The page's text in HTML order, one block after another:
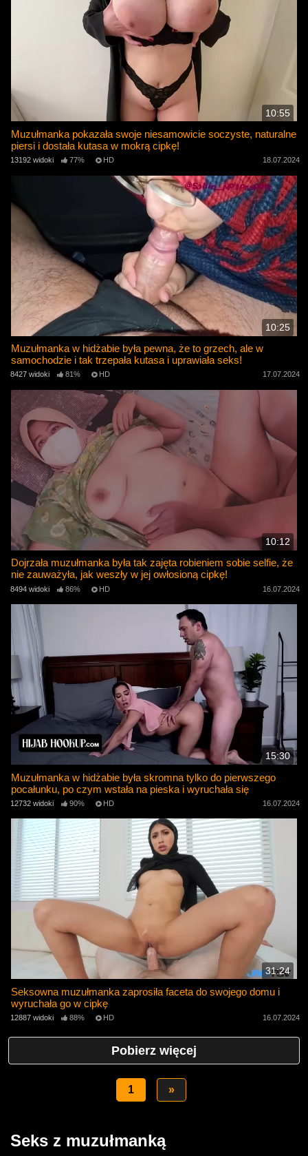
10:55
Muzułmanka pokazała swoje niesamowicie soczyste, naturalne
piersi i dostała kutasa w mokrą cipkę!
13192 widoki 77% HD 18.07.2024
10:25
Muzułmanka w hidżabie była pewna, że ​​to grzech, ale w
samochodzie i tak trzepała kutasa i uprawiała seks!
8427 widoki 81% HD 17.07.2024
10:12
Dojrzała muzułmanka była tak zajęta robieniem sobie selfie, że
nie zauważyła, jak weszły w jej owłosioną cipkę!
8494 widoki 86% HD 16.07.2024
15:30
Muzułmanka w hidżabie była skromna tylko do pierwszego
pocałunku, po czym wstała na pieska i wyruchała się
12732 widoki 90% HD 16.07.2024
31:24
Seksowna muzułmanka zaprosiła faceta do swojego domu i
wyruchała go w cipkę
12887 widoki 88% HD 16.07.2024
Pobierz więcej
1 »
Seks z muzułmanką